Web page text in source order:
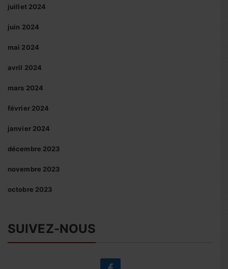
juillet 2024
juin 2024
mai 2024
avril 2024
mars 2024
février 2024
janvier 2024
décembre 2023
novembre 2023
octobre 2023
SUIVEZ-NOUS